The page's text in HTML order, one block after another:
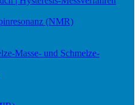
(NMR)
Masse- und Schmelze-